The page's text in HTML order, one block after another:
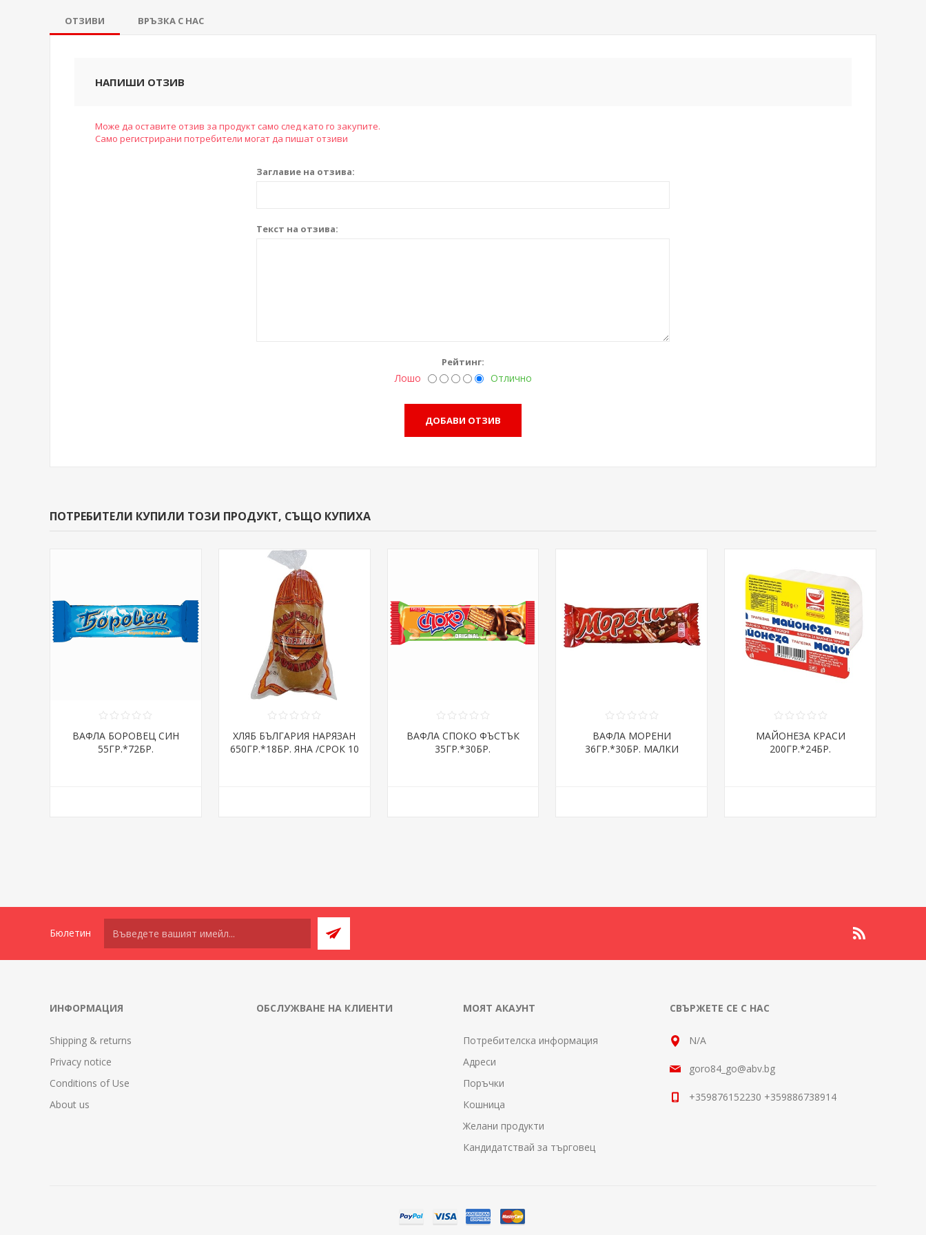
ОТЗИВИ ВРЪЗКА С НАС
НАПИШИ ОТЗИВ
Може да оставите отзив за продукт само след като го закупите.
Само регистрирани потребители могат да пишат отзиви
Заглавие на отзива:
Текст на отзива:
Рейтинг:
Лошо Отлично
ПОТРЕБИТЕЛИ КУПИЛИ ТОЗИ ПРОДУКТ, СЪЩО КУПИХА
ВАФЛА БОРОВЕЦ СИН
55ГР.*72БР.
ХЛЯБ БЪЛГАРИЯ НАРЯЗАН
650ГР.*18БР. ЯНА /СРОК 10
ВАФЛА СПОКО ФЪСТЪК
35ГР.*30БР.
ВАФЛА МОРЕНИ
36ГР.*30БР. МАЛКИ
МАЙОНЕЗА КРАСИ
200ГР.*24БР.
Бюлетин
ИНФОРМАЦИЯ
Shipping & returns
Privacy notice
Conditions of Use
About us
ОБСЛУЖВАНЕ НА КЛИЕНТИ МОЯТ АКАУНТ
Потребителска информация
Адреси
Поръчки
Кошница
Желани продукти
Кандидатствай за търговец
СВЪРЖЕТЕ СЕ С НАС
N/A
goro84_go@abv.bg
+359876152230 +359886738914